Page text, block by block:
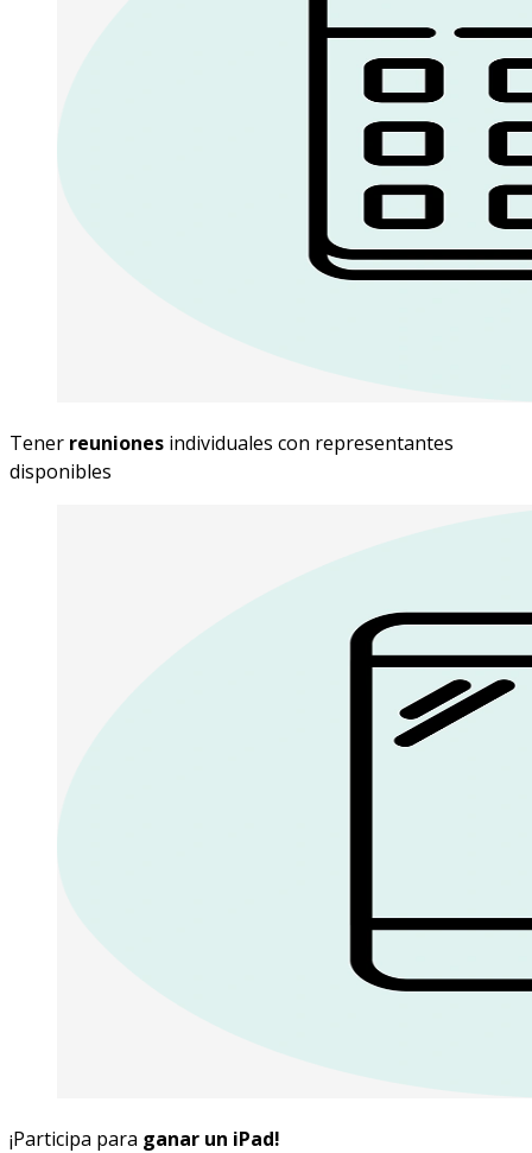
Tener reuniones individuales con representantes
disponibles
¡Participa para ganar un iPad!